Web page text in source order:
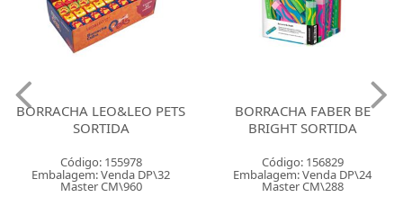
BORRACHA LEO&LEO PETS
SORTIDA
Código: 155978
Embalagem: Venda DP\32
Master CM\960
BORRACHA FABER BE
BRIGHT SORTIDA
Código: 156829
Embalagem: Venda DP\24
Master CM\288